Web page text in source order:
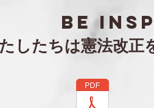
BE
したちは憲法改正